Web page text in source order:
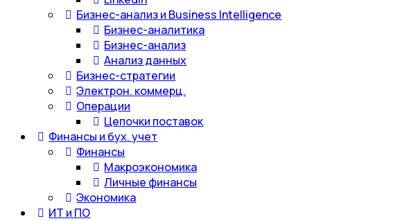
Бизнес-анализ и Business Intelligence
Бизнес-аналитика
Бизнес-анализ
Анализ данных
Бизнес-стратегии
Электрон. коммерц.
Операции
Цепочки поставок
Финансы и бух. учет
Финансы
Макроэкономика
Личные финансы
Экономика
ИТ и ПО